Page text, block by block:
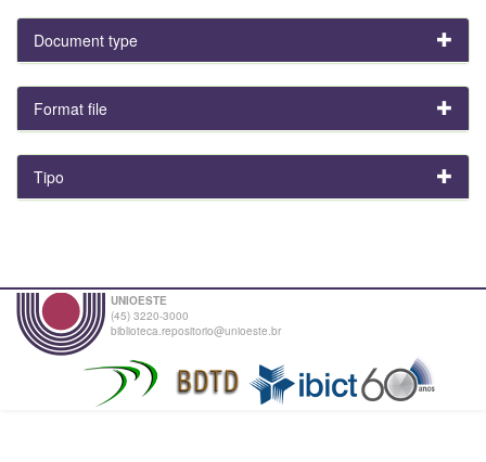
Document type
Format file
Tipo
UNIOESTE
(45) 3220-3000
biblioteca.repositorio@unioeste.br